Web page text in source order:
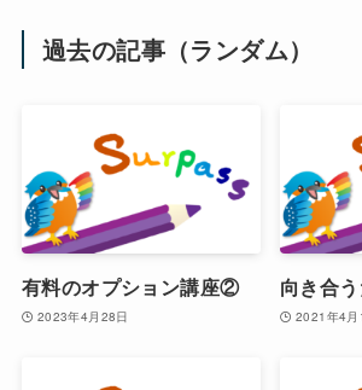
過去の記事（ランダム）
有料のオプション講座②
2023年4月28日
向き合
2021年4月